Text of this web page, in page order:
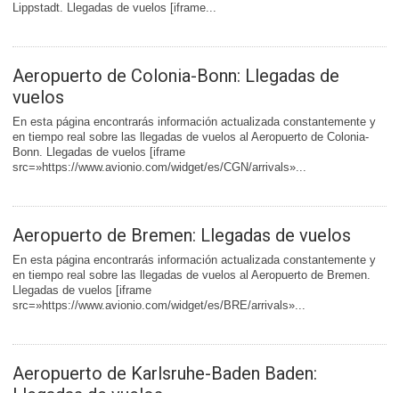
Lippstadt. Llegadas de vuelos [iframe...
Aeropuerto de Colonia-Bonn: Llegadas de
vuelos
En esta página encontrarás información actualizada constantemente y
en tiempo real sobre las llegadas de vuelos al Aeropuerto de Colonia-
Bonn. Llegadas de vuelos [iframe
src=»https://www.avionio.com/widget/es/CGN/arrivals»...
Aeropuerto de Bremen: Llegadas de vuelos
En esta página encontrarás información actualizada constantemente y
en tiempo real sobre las llegadas de vuelos al Aeropuerto de Bremen.
Llegadas de vuelos [iframe
src=»https://www.avionio.com/widget/es/BRE/arrivals»...
Aeropuerto de Karlsruhe-Baden Baden: